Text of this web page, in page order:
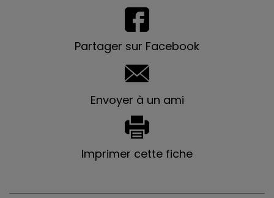
Partager sur Facebook
Envoyer à un ami
Imprimer cette fiche